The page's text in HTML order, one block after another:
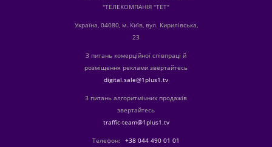
"ТЕЛЕКОМПАНІЯ "ТЕТ"
Україна, 04080, м. Київ, вул. Кирилівська,
23
З питань комерційної співпраці й
розміщення реклами звертайтесь
digital.sale@1plus1.tv
З питань алгоритмічних продажів
звертайтесь
traffic-team@1plus1.tv
Телефон: +38 044 490 01 01